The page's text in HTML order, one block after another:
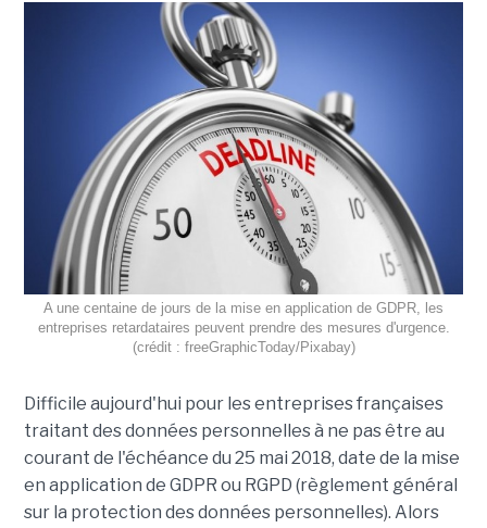
A une centaine de jours de la mise en application de GDPR, les
entreprises retardataires peuvent prendre des mesures d'urgence.
(crédit : freeGraphicToday/Pixabay)
Difficile aujourd'hui pour les entreprises françaises
traitant des données personnelles à ne pas être au
courant de l'échéance du 25 mai 2018, date de la mise
en application de GDPR ou RGPD (règlement général
sur la protection des données personnelles). Alors